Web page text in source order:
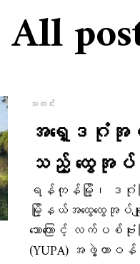
All
သတင်း
အရှေ့ဒဂုံအုပ်
သည့် ထွေအု
ရန်ကုန်မြို့၊ ဒဂုံမြို့
မြို့နယ်အထွေထွေအုပ်
သောကြောင့် လက်ပစ်ဗုံ
(YUPA) အဖွဲ့တာဝ